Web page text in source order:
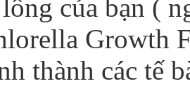
của bạn (
Growth
thành các tế